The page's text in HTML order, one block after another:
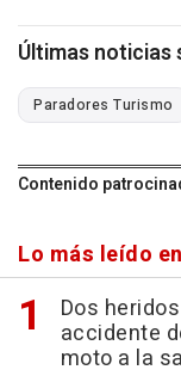
Últimas
Paradores Turismo
Contenido
Lo más leído
Dos
accidente
moto a la